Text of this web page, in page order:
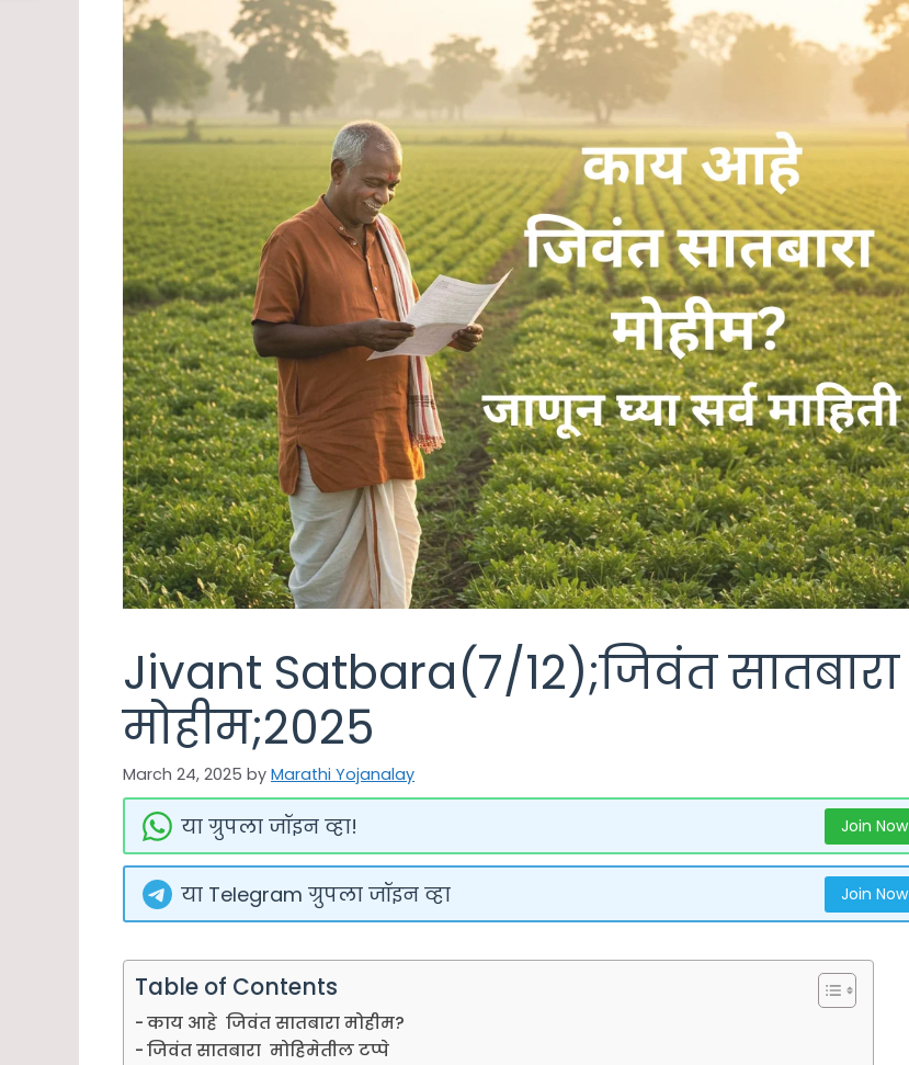
Jivant Satbara(7/12);जिवंत सातबारा
मोहीम;2025
March 24, 2025 by Marathi Yojanalay
या ग्रुपला जॉइन व्हा! Join Now
या Telegram ग्रुपला जॉइन व्हा Join Now
Table of Contents
काय आहे जिवंत सातबारा मोहीम?
जिवंत सातबारा मोहिमेतील टप्पे